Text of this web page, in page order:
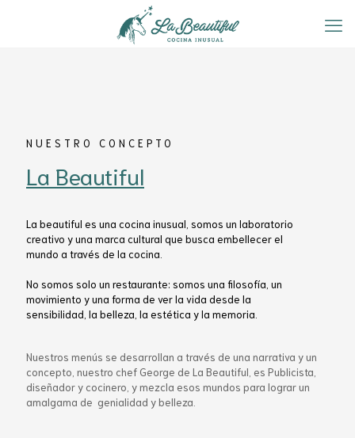
NUESTRO CONCEPTO
La Beautiful
La beautiful es una cocina inusual, somos un laboratorio
creativo y una marca cultural que busca embellecer el
mundo a través de la cocina.
No somos solo un restaurante: somos una filosofía, un
movimiento y una forma de ver la vida desde la
sensibilidad, la belleza, la estética y la memoria.
Nuestros menús se desarrollan a través de una narrativa y un
concepto, nuestro chef George de La Beautiful, es Publicista,
diseñador y cocinero, y mezcla esos mundos para lograr un
amalgama de genialidad y belleza.